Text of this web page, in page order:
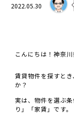
2022.05.30
こんにちは！神奈
賃貸物件を探すと
か？
実は、物件を選ぶ
り」「家賃」です。